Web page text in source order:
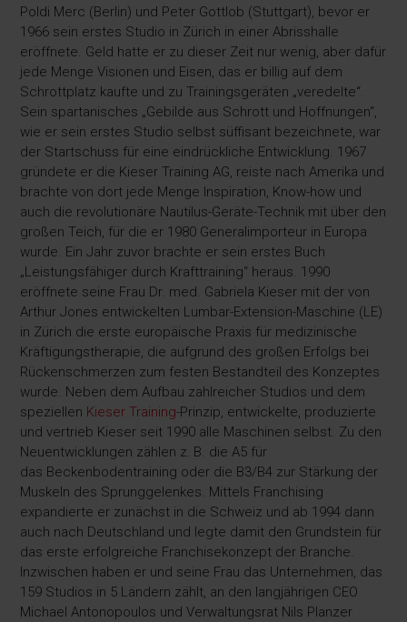
Poldi Merc (Berlin) und Peter Gottlob (Stuttgart), bevor er
1966 sein erstes Studio in Zürich in einer Abrisshalle
eröffnete. Geld hatte er zu dieser Zeit nur wenig, aber dafür
jede Menge Visionen und Eisen, das er billig auf dem
Schrottplatz kaufte und zu Trainingsgeräten „veredelte“.
Sein spartanisches „Gebilde aus Schrott und Hoffnungen“,
wie er sein erstes Studio selbst süffisant bezeichnete, war
der Startschuss für eine eindrückliche Entwicklung. 1967
gründete er die Kieser Training AG, reiste nach Amerika und
brachte von dort jede Menge Inspiration, Know-how und
auch die revolutionäre Nautilus-Geräte-Technik mit über den
großen Teich, für die er 1980 Generalimporteur in Europa
wurde. Ein Jahr zuvor brachte er sein erstes Buch
„Leistungsfähiger durch Krafttraining“ heraus. 1990
eröffnete seine Frau Dr. med. Gabriela Kieser mit der von
Arthur Jones entwickelten Lumbar-Extension-Maschine (LE)
in Zürich die erste europäische Praxis für medizinische
Kräftigungstherapie, die aufgrund des großen Erfolgs bei
Rückenschmerzen zum festen Bestandteil des Konzeptes
wurde. Neben dem Aufbau zahlreicher Studios und dem
speziellen Kieser Training-Prinzip, entwickelte, produzierte
und vertrieb Kieser seit 1990 alle Maschinen selbst. Zu den
Neuentwicklungen zählen z. B. die A5 für
das Beckenbodentraining oder die B3/B4 zur Stärkung der
Muskeln des Sprunggelenkes. Mittels Franchising
expandierte er zunächst in die Schweiz und ab 1994 dann
auch nach Deutschland und legte damit den Grundstein für
das erste erfolgreiche Franchisekonzept der Branche.
Inzwischen haben er und seine Frau das Unternehmen, das
159 Studios in 5 Ländern zählt, an den langjährigen CEO
Michael Antonopoulos und Verwaltungsrat Nils Planzer